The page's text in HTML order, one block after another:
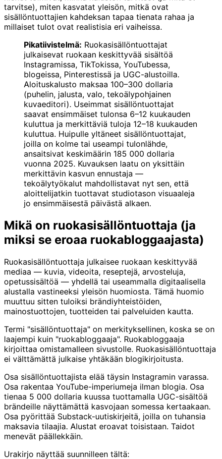
tarvitse), miten kasvatat yleisön, mitkä ovat
sisällöntuottajien kahdeksan tapaa tienata rahaa ja
millaiset tulot ovat realistisia eri vaiheissa.
Pikatiivistelmä: Ruokasisällöntuottajat
julkaisevat ruokaan keskittyvää sisältöä
Instagramissa, TikTokissa, YouTubessa,
blogeissa, Pinterestissä ja UGC-alustoilla.
Aloituskalusto maksaa 100–300 dollaria
(puhelin, jalusta, valo, tekoälypohjainen
kuvaeditori). Useimmat sisällöntuottajat
saavat ensimmäiset tulonsa 6–12 kuukauden
kuluttua ja merkittäviä tuloja 12–18 kuukauden
kuluttua. Huipulle yltäneet sisällöntuottajat,
joilla on kolme tai useampi tulonlähde,
ansaitsivat keskimäärin 185 000 dollaria
vuonna 2025. Kuvauksen laatu on yksittäin
merkittävin kasvun ennustaja —
tekoälytyökalut mahdollistavat nyt sen, että
aloittelijatkin tuottavat studiotason visuaaleja
jo ensimmäisestä päivästä alkaen.
Mikä on ruokasisällöntuottaja (ja
miksi se eroaa ruokabloggaajasta)
Ruokasisällöntuottaja julkaisee ruokaan keskittyvää
mediaa — kuvia, videoita, reseptejä, arvosteluja,
opetussisältöä — yhdellä tai useammalla digitaalisella
alustalla vastineeksi yleisön huomiosta. Tämä huomio
muuttuu sitten tuloiksi brändiyhteistöiden,
mainostuottojen, tuotteiden tai palveluiden kautta.
Termi "sisällöntuottaja" on merkityksellinen, koska se on
laajempi kuin "ruokabloggaaja". Ruokabloggaaja
kirjoittaa omistamalleen sivustolle. Ruokasisällöntuottaja
ei välttämättä julkaise yhtäkään blogikirjoitusta.
Osa sisällöntuottajista elää täysin Instagramin varassa.
Osa rakentaa YouTube-imperiumeja ilman blogia. Osa
tienaa 5 000 dollaria kuussa tuottamalla UGC-sisältöä
brändeille näyttämättä kasvojaan somessa kertaakaan.
Osa pyörittää Substack-uutiskirjeitä, joilla on tuhansia
maksavia tilaajia. Alustat eroavat toisistaan. Taidot
menevät päällekkäin.
Urakirjo näyttää suunnilleen tältä: